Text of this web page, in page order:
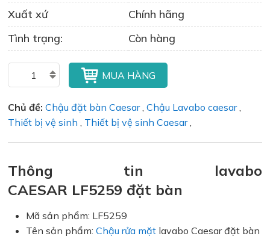
Xuất xứ
Chính hãng
Tình trạng:
Còn hàng
MUA HÀNG
Chủ đề:Chậu đặt bàn Caesar,Chậu Lavabo caesar,
Thiết bị vệ sinh , Thiết bị vệ sinh Caesar,
Thông tin lavabo
CAESAR LF5259 đặt bàn
Mã sản phẩm: LF5259
Tên sản phẩm:Chậu rửa mặt lavabo Caesar đặt bàn